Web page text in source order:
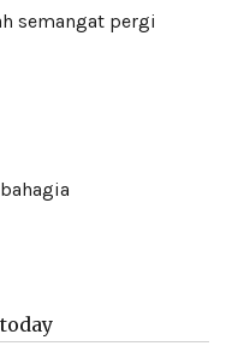
semangat pergi